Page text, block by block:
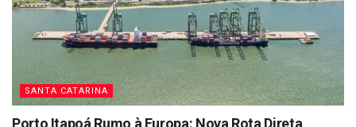
SANTA CATARINA
Porto Itapoá Rumo à Europa: Nova Rota Direta